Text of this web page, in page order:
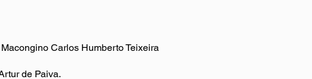
Carlos Humberto Teixeira
de Paiva.